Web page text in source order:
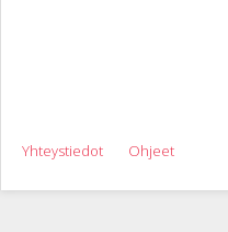
Yhteystiedot Ohjeet